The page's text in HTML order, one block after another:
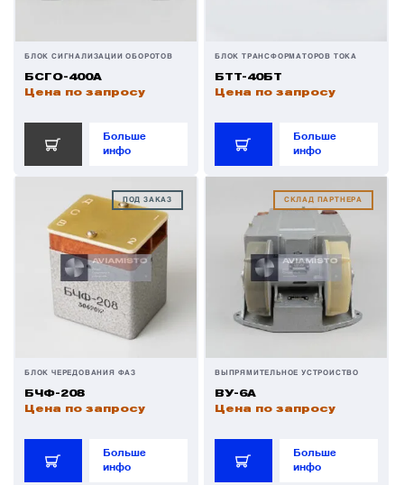
БЛОК СИГНАЛИЗАЦИИ ОБОРОТОВ
БСГО-400А
Цена по запросу
Больше
инфо
БЛОК ТРАНСФОРМАТОРОВ ТОКА
БТТ-40БТ
Цена по запросу
Больше
инфо
ПОД ЗАКАЗ
БЛОК ЧЕРЕДОВАНИЯ ФАЗ
БЧФ-208
Цена по запросу
Больше
инфо
СКЛАД ПАРТНЕРА
ВЫПРЯМИТЕЛЬНОЕ УСТРОЙСТВО
ВУ-6А
Цена по запросу
Больше
инфо